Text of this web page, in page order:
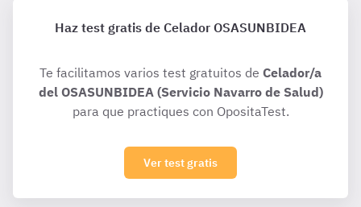
Haz test gratis de Celador OSASUNBIDEA
Te facilitamos varios test gratuitos de Celador/a
del OSASUNBIDEA (Servicio Navarro de Salud)
para que practiques con OpositaTest.
Ver test gratis